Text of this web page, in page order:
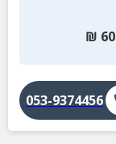
₪
053-9374456